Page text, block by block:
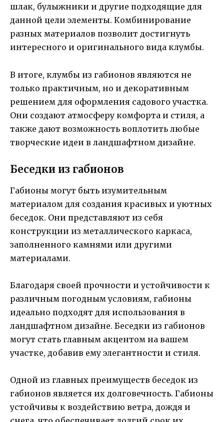
шлак, булыжники и другие подходящие для
данной цели элементы. Комбинирование
разных материалов позволит достигнуть
интересного и оригинального вида клумбы.
В итоге, клумбы из габионов являются не
только практичным, но и декоративным
решением для оформления садового участка.
Они создают атмосферу комфорта и стиля, а
также дают возможность воплотить любые
творческие идеи в ландшафтном дизайне.
Беседки из габионов
Габионы могут быть изумительным
материалом для создания красивых и уютных
беседок. Они представляют из себя
конструкции из металлического каркаса,
заполненного камнями или другими
материалами.
Благодаря своей прочности и устойчивости к
различным погодным условиям, габионы
идеально подходят для использования в
ландшафтном дизайне. Беседки из габионов
могут стать главным акцентом на вашем
участке, добавив ему элегантности и стиля.
Одной из главных преимуществ беседок из
габионов является их долговечность. Габионы
устойчивы к воздействию ветра, дождя и